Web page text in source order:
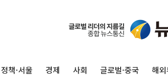
정책·서울 경제 사회 글로벌·중국 해
폭염에 車 운전면허 기능시
'호우 특보' 경북 울진 시간당